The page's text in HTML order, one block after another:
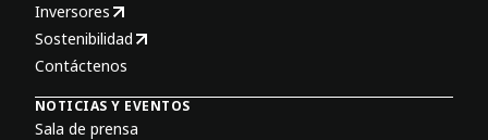
Inversores
Sostenibilidad
Contáctenos
NOTICIAS Y EVENTOS
Sala de prensa